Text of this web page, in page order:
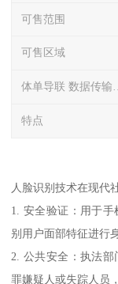
可售范围
可售区域
特点
人脸识别技术在现代
1. 安全验证：用于
别用户面部特征进行
2. 公共安全：执法
罪嫌疑人或失踪人员